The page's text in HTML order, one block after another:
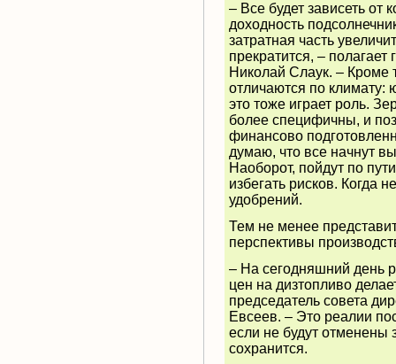
– Все будет зависеть
доходность
затратная часть
прекратится, – полагает
Николай Слаук. – Кроме
отличаются по
это тоже играет роль.
более специфичны, и
финансово
думаю, что все начнут
Наоборот, пойдут по
избегать рисков. Когда
удобрений.
Тем не менее
перспективы
– На сегодняшний день
цен на дизтопливо
председатель совета
Евсеев. – Это реалии
если не будут отменены
сохранится.